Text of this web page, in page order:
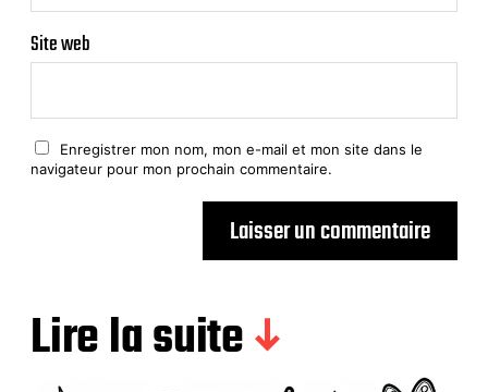
Site web
Enregistrer mon nom, mon e-mail et mon site dans le
navigateur pour mon prochain commentaire.
Lire la suite